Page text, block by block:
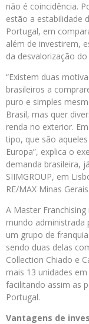
não é coincidência.
estão a estabilidade
Portugal, em
além de investirem,
da desvalorização do
“Existem duas
brasileiros a
puro e simples
Brasil, mas quer
renda no exterior.
tipo, que são
Europa”, explica o
demanda brasileira,
SIIMGROUP, em
RE/MAX Minas Gerais.
A Master
mundo administrada
um grupo de
sendo duas delas
Collection Chiado e
mais 13 unidades
facilitando assim as
Portugal.
Vantagens de